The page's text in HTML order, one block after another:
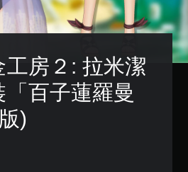
房２: 拉米潔
「百子蓮羅曼
)